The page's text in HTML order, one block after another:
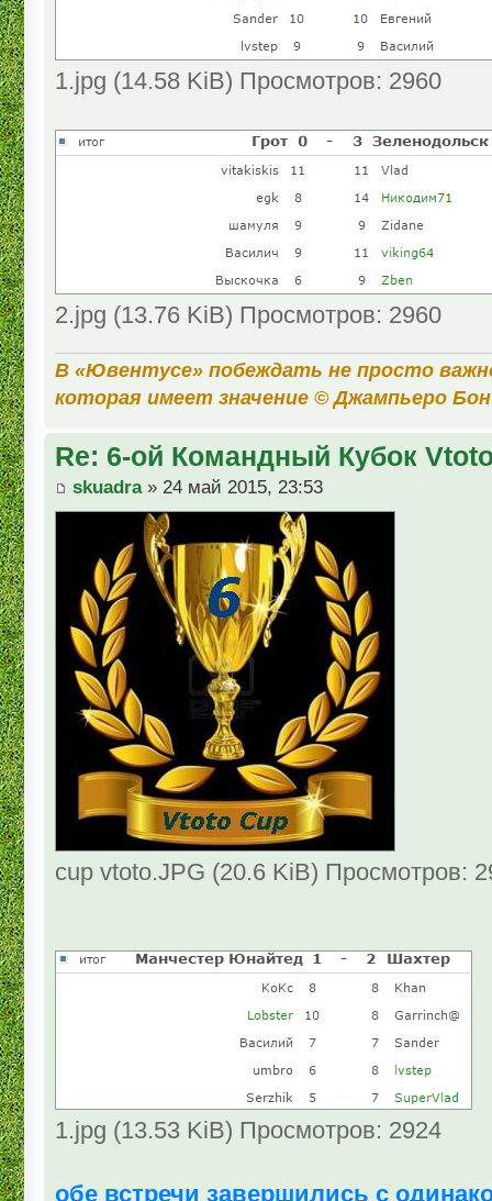
1.jpg (14.58 KiB) Просмотров: 2960
2.jpg (13.76 KiB) Просмотров: 2960
В «Ювентусе» побеждать не просто
которая имеет значение © Джампьеро
Re: 6-ой Командный Кубок
skuadra» 24 май 2015, 23:53
cup vtoto.JPG (20.6 KiB) Просмотров:
1.jpg (13.53 KiB) Просмотров: 2924
обе встречи завершились с